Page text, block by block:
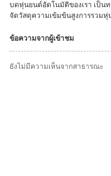
บดหุ่นยนต์อัตโนมัติของเรา เป็น
จัดวัสดุความเข้มข้นสูงการรวมหุ่
ข้อความจากผู้เข้าชม
ยังไม่มีความเห็นจากสาธารณะ